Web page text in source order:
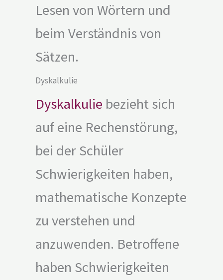
Lesen von Wörtern und
beim Verständnis von
Sätzen.
Dyskalkulie
Dyskalkulie bezieht sich
auf eine Rechenstörung,
bei der Schüler
Schwierigkeiten haben,
mathematische Konzepte
zu verstehen und
anzuwenden. Betroffene
haben Schwierigkeiten